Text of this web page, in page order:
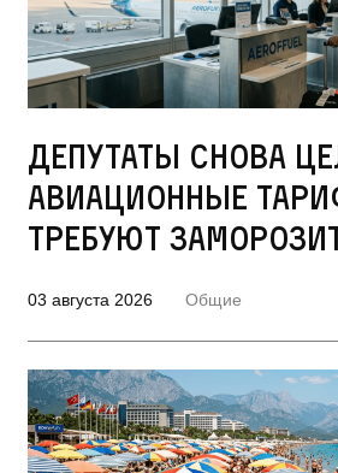
Депутаты снова
авиационные
требуют
03 августа 2026 Общие